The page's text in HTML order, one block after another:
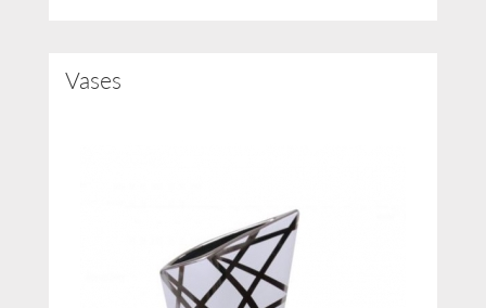
Vases